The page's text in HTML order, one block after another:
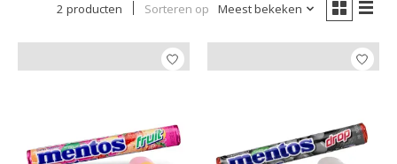
2 producten Sorteren op Meest bekeken